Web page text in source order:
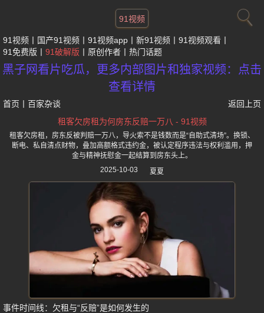
91视频
91视频 国产91视频 91视频app 新91视频
91视频观看
91免费版
91破解版 原创作者 热门话题
黑子网看片吃瓜，更多内部图片和独家视频：点击
查看详情
首页 百家杂谈
返回上页
租客欠房租为何房东反赔一万八 - 91视频
租客欠房租，房东反被判赔一万八，导火索不是钱数而是“自助式清场”。换锁、
断电、私自清点财物，叠加高额格式违约金，被认定程序违法与权利滥用，押
金与精神抚慰金一起结算到房东头上。
2025-10-03
夏夏
事件时间线：欠租与“反赔”是如何发生的